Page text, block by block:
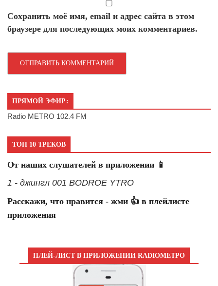
Сохранить моё имя, email и адрес сайта в этом
браузере для последующих моих комментариев.
ПРЯМОЙ ЭФИР:
Radio METRO 102.4 FM
ТОП 10 ТРЕКОВ
От наших слушателей в приложении 📱
1 - джингл 001 BODROE YTRO
Расскажи, что нравится - жми 👍 в плейлисте
приложения
ПЛЕЙ-ЛИСТ В ПРИЛОЖЕНИИ RADIOМЕТРО